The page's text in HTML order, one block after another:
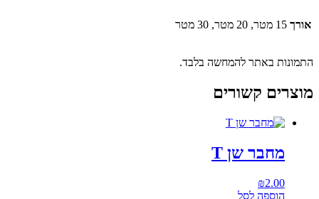
אורך 15 מטר, 20 מטר, 30 מטר
התמונות באתר להמחשה בלבד.
מוצרים קשורים
מחבר שן T
₪2.00
הוספה לסל